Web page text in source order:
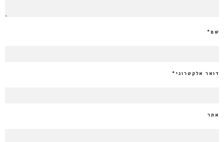
שם*
דואר אלקטרוני *
אתר